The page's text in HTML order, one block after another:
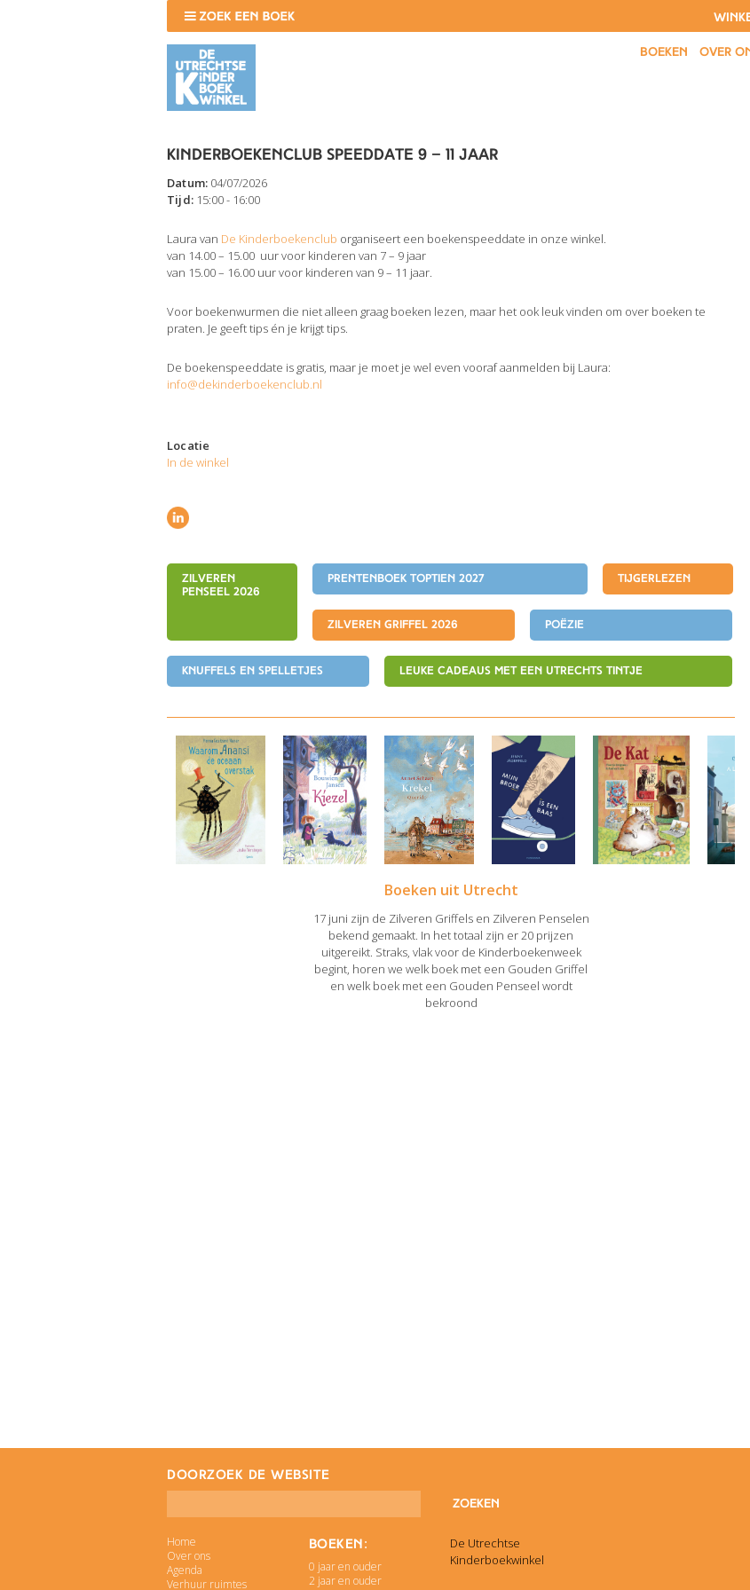
BOEKEN OVER
Kinderboekenclub speeddate 9 – 11 jaar
Datum: 04/07/2026
Tijd: 15:00 - 16:00
Laura van De Kinderboekenclub organiseert een boekenspeeddate in onze winkel.
van 14.00 – 15.00 uur voor kinderen van 7 – 9 jaar
van 15.00 – 16.00 uur voor kinderen van 9 – 11 jaar.
Voor boekenwurmen die niet alleen graag boeken lezen, maar het ook leuk vinden om over boeken te
praten. Je geeft tips én je krijgt tips.
De boekenspeeddate is gratis, maar je moet je wel even vooraf aanmelden bij Laura:
info@dekinderboekenclub.nl
Locatie
In de winkel
Zilveren
Penseel 2026
Prentenboek TopTien 2027 tijgerlezen
Zilveren Griffel 2026 Poëzie
Knuffels en spelletjes Leuke cadeaus met een Utrechts tintje
Boeken uit Utrecht
17 juni zijn de Zilveren Griffels en Zilveren Penselen
bekend gemaakt. In het totaal zijn er 20 prijzen
uitgereikt. Straks, vlak voor de Kinderboekenweek
begint, horen we welk boek met een Gouden Griffel
en welk boek met een Gouden Penseel wordt
bekroond
doorzoek de website
Home
Over ons
Agenda
Verhuur ruimtes
Boeken:
0 jaar en ouder
2 jaar en ouder
De Utrechtse
Kinderboekwinkel